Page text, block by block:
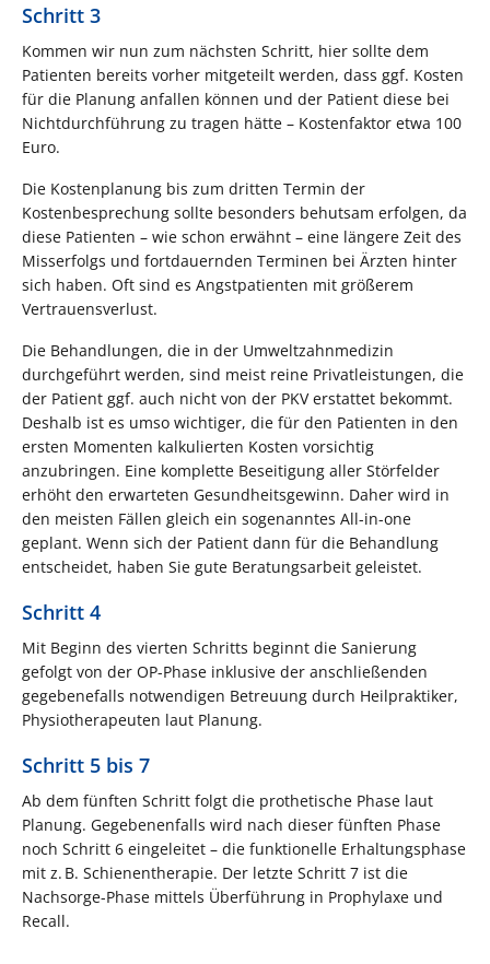
Schritt 3
Kommen wir nun zum nächsten Schritt, hier sollte dem
Patienten bereits vorher mitgeteilt werden, dass ggf. Kosten
für die Planung anfallen können und der Patient diese bei
Nichtdurchführung zu tragen hätte – Kostenfaktor etwa 100
Euro.
Die Kostenplanung bis zum dritten Termin der
Kostenbesprechung sollte besonders behutsam erfolgen, da
diese Patienten – wie schon erwähnt – eine längere Zeit des
Misserfolgs und fortdauernden Terminen bei Ärzten hinter
sich haben. Oft sind es Angstpatienten mit größerem
Vertrauensverlust.
Die Behandlungen, die in der Umweltzahnmedizin
durchgeführt werden, sind meist reine Privatleistungen, die
der Patient ggf. auch nicht von der PKV erstattet bekommt.
Deshalb ist es umso wichtiger, die für den Patienten in den
ersten Momenten kalkulierten Kosten vorsichtig
anzubringen. Eine komplette Beseitigung aller Störfelder
erhöht den erwarteten Gesundheitsgewinn. Daher wird in
den meisten Fällen gleich ein sogenanntes All-in-one
geplant. Wenn sich der Patient dann für die Behandlung
entscheidet, haben Sie gute Beratungsarbeit geleistet.
Schritt 4
Mit Beginn des vierten Schritts beginnt die Sanierung
gefolgt von der OP-Phase inklusive der anschließenden
gegebenefalls notwendigen Betreuung durch Heilpraktiker,
Physiotherapeuten laut Planung.
Schritt 5 bis 7
Ab dem fünften Schritt folgt die prothetische Phase laut
Planung. Gegebenenfalls wird nach dieser fünften Phase
noch Schritt 6 eingeleitet – die funktionelle Erhaltungsphase
mit z. B. Schienentherapie. Der letzte Schritt 7 ist die
Nachsorge-Phase mittels Überführung in Prophylaxe und
Recall.